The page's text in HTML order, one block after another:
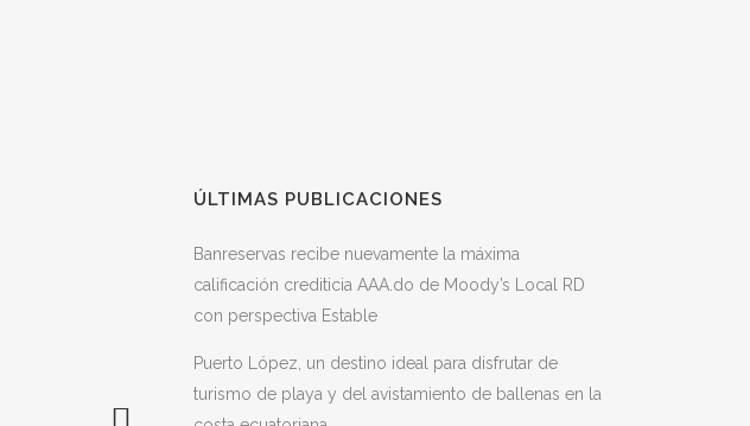
ÚLTIMAS PUBLICACIONES
Banreservas recibe nuevamente la máxima
calificación crediticia AAA.do de Moody’s Local RD
con perspectiva Estable
Puerto López, un destino ideal para disfrutar de
turismo de playa y del avistamiento de ballenas en la